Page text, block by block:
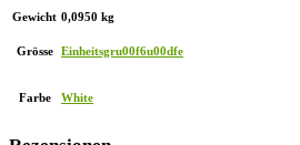
Gewicht 0,0950 kg
Grösse Einheitsgru00f6u00dfe
Farbe White